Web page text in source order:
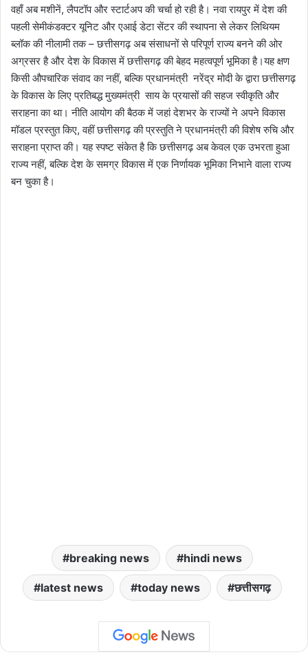
वहाँ अब मशीनें, लैपटॉप और स्टार्टअप की चर्चा हो रही है। नवा रायपुर में देश की
पहली सेमीकंडक्टर यूनिट और एआई डेटा सेंटर की स्थापना से लेकर लिथियम
ब्लॉक की नीलामी तक – छत्तीसगढ़ अब संसाधनों से परिपूर्ण राज्य बनने की ओर
अग्रसर है और देश के विकास में छत्तीसगढ़ की बेहद महत्वपूर्ण भूमिका है।यह क्षण
किसी औपचारिक संवाद का नहीं, बल्कि प्रधानमंत्री नरेंद्र मोदी के द्वारा छत्तीसगढ़
के विकास के लिए प्रतिबद्ध मुख्यमंत्री साय के प्रयासों की सहज स्वीकृति और
सराहना का था। नीति आयोग की बैठक में जहां देशभर के राज्यों ने अपने विकास
मॉडल प्रस्तुत किए, वहीं छत्तीसगढ़ की प्रस्तुति ने प्रधानमंत्री की विशेष रुचि और
सराहना प्राप्त की। यह स्पष्ट संकेत है कि छत्तीसगढ़ अब केवल एक उभरता हुआ
राज्य नहीं, बल्कि देश के समग्र विकास में एक निर्णायक भूमिका निभाने वाला राज्य
बन चुका है।
breaking news hindi news
latest news today news छत्तीसगढ़